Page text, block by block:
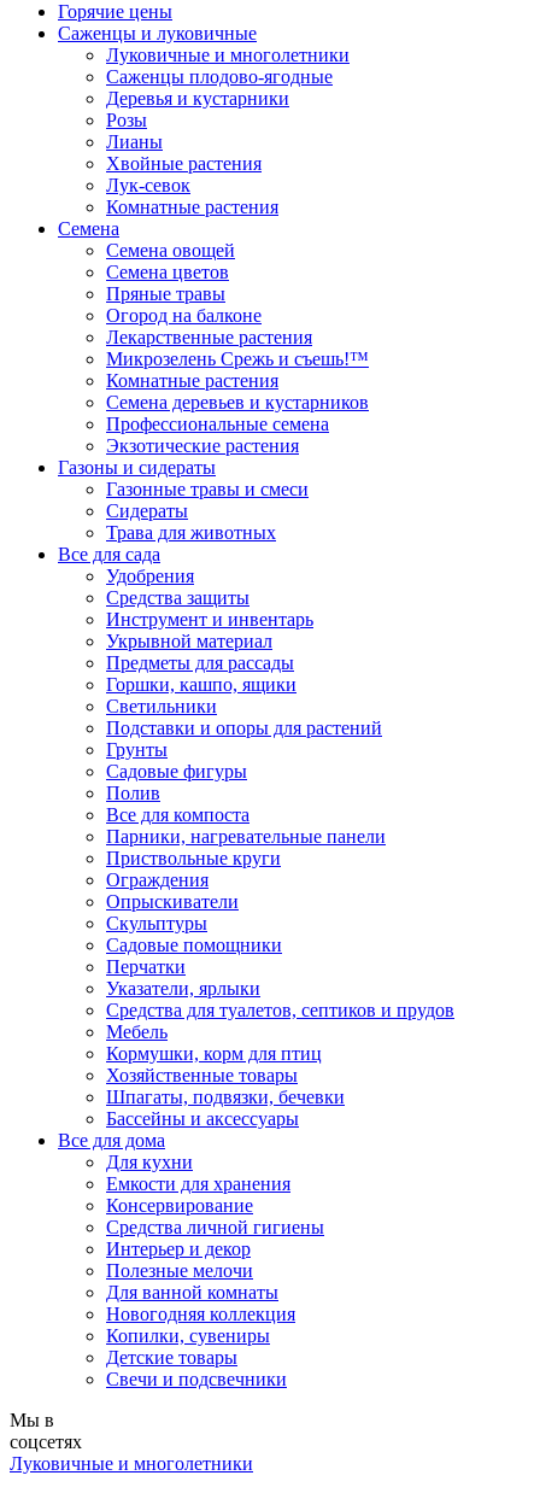
Горячие цены
Саженцы и луковичные
Луковичные и многолетники
Саженцы плодово-ягодные
Деревья и кустарники
Розы
Лианы
Хвойные растения
Лук-севок
Комнатные растения
Семена
Семена овощей
Семена цветов
Пряные травы
Огород на балконе
Лекарственные растения
Микрозелень Срежь и съешь!™
Комнатные растения
Семена деревьев и кустарников
Профессиональные семена
Экзотические растения
Газоны и сидераты
Газонные травы и смеси
Сидераты
Трава для животных
Все для сада
Удобрения
Средства защиты
Инструмент и инвентарь
Укрывной материал
Предметы для рассады
Горшки, кашпо, ящики
Светильники
Подставки и опоры для растений
Грунты
Садовые фигуры
Полив
Все для компоста
Парники, нагревательные панели
Приствольные круги
Ограждения
Опрыскиватели
Скульптуры
Садовые помощники
Перчатки
Указатели, ярлыки
Средства для туалетов, септиков и прудов
Мебель
Кормушки, корм для птиц
Хозяйственные товары
Шпагаты, подвязки, бечевки
Бассейны и аксессуары
Все для дома
Для кухни
Емкости для хранения
Консервирование
Средства личной гигиены
Интерьер и декор
Полезные мелочи
Для ванной комнаты
Новогодняя коллекция
Копилки, сувениры
Детские товары
Свечи и подсвечники
Мы в
соцсетях
Луковичные и многолетники